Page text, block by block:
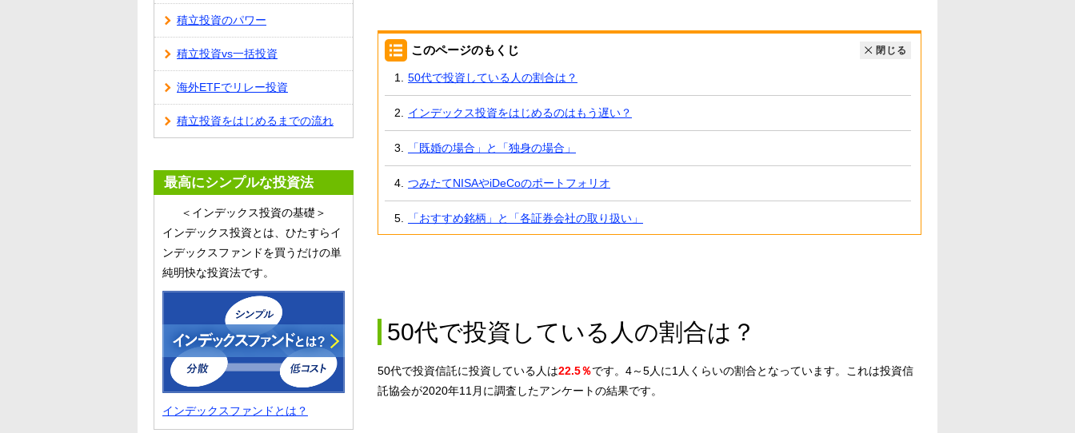
このページのもくじ 閉じる
50代で投資している人の割合は？
インデックス投資をはじめるのはもう遅い？
「既婚の場合」と「独身の場合」
つみたてNISAやiDeCoのポートフォリオ
「おすすめ銘柄」と「各証券会社の取り扱い」
50代で投資している人の割合は？
50代で投資信託に投資している人は22.5％です。4～5人に1人くらいの割合となっています。これは投資信
託協会が2020年11月に調査したアンケートの結果です。
積立投資のパワー
積立投資vs一括投資
海外ETFでリレー投資
積立投資をはじめるまでの流れ
最高にシンプルな投資法
＜インデックス投資の基礎＞
インデックス投資とは、ひたすらイ
ンデックスファンドを買うだけの単
純明快な投資法です。
インデックスファンドとは？